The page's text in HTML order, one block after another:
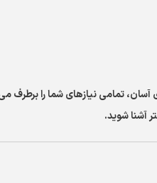
آسان، تمامی نیازهای شما را
آشنا شوید.